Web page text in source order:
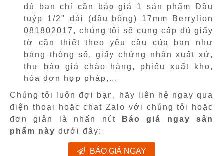
dù bạn chỉ cần báo giá 1 sản phẩm Đầu
tuýp 1/2" dài (đầu bông) 17mm Berrylion
081802017, chúng tôi sẽ cung cấp đủ giấy
tờ cần thiết theo yêu cầu của bạn như
bảng thông số, giấy chứng nhận xuất xứ,
thư báo giá chào hàng, phiếu xuất kho,
hóa đơn hợp pháp,...
Chúng tôi luôn đợi bạn, hãy liên hệ ngay qua
điện thoại hoặc chat Zalo với chúng tôi hoặc
đơn giản là nhấn nút
Báo giá ngay sản
phẩm này dưới đây:
BÁO GIÁ NGAY